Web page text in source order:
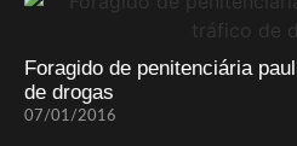
Foragido de penitenciária
de drogas
07/01/2016